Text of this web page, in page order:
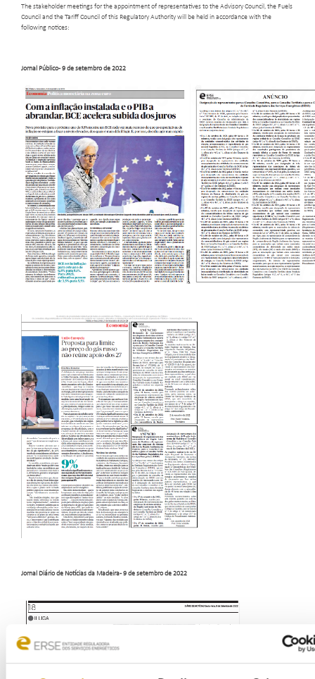
The stakeholder meetings for the appointment of representatives to the Advisory Council, the Fuels
Council and the Tariff Council of this Regulatory Authority will be held in accordance with the
following notices:
Jornal Público - 9 de setembro de 2022
Jornal Diário de Notícias da Madeira - 9 de setembro de 2022